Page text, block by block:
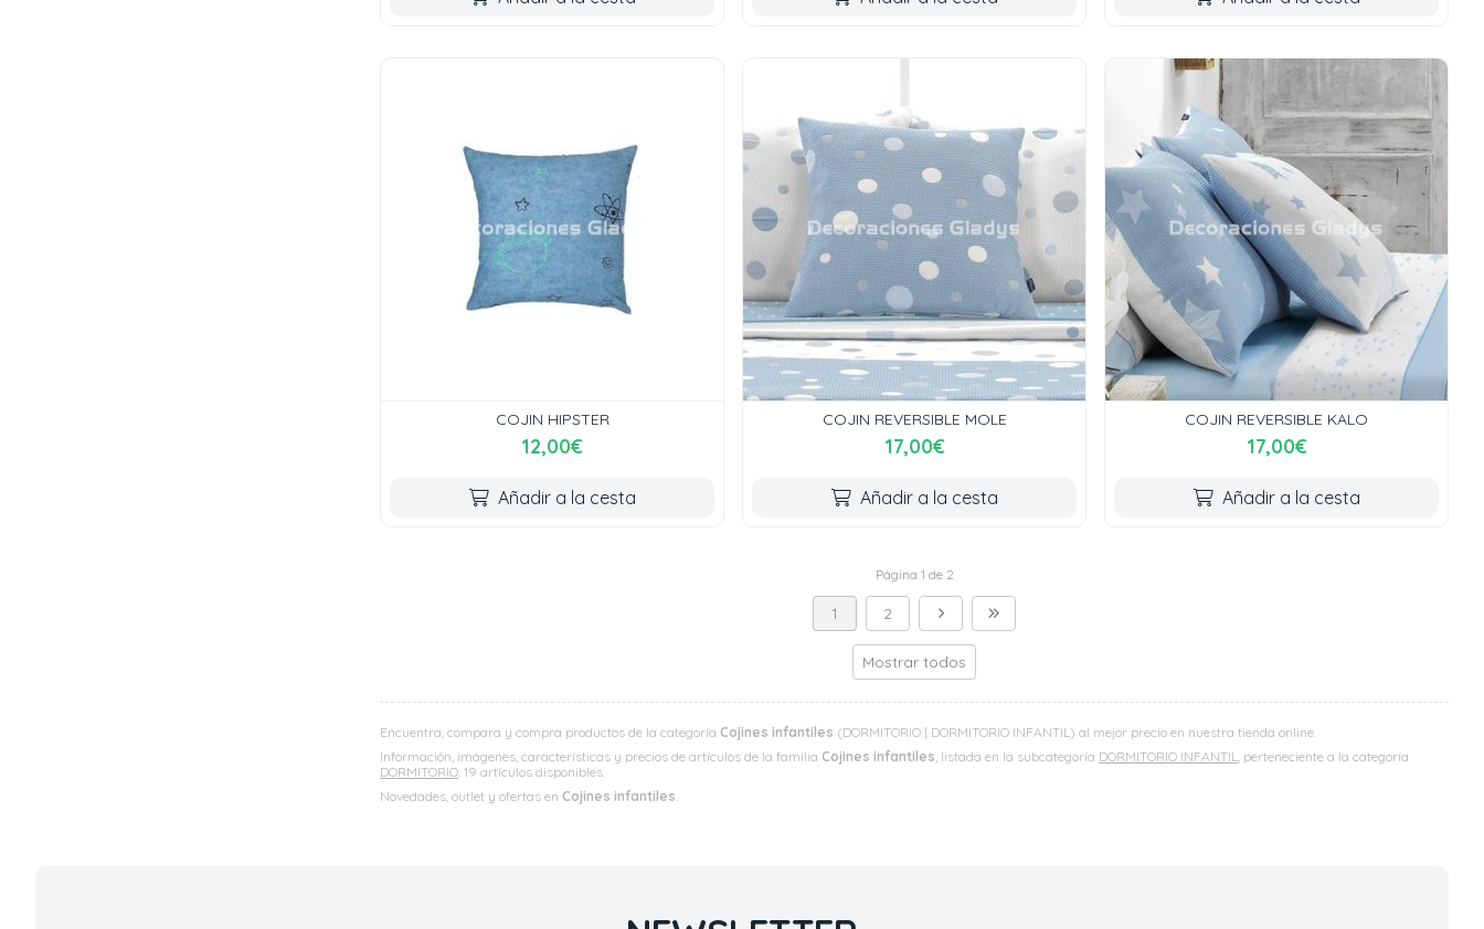
Encuentra, compara y compra productos de la categoría Cojines infantiles (DORMITORIO | DORMITORIO INFANTIL) al mejor precio en nuestra tienda online.
Información, imágenes, características y precios de artículos de la familia Cojines infantiles, listada en la subcategoría DORMITORIO INFANTIL, perteneciente a la categoría
DORMITORIO. 19 artículos disponibles.
Novedades, outlet y ofertas en Cojines infantiles.
COJIN HIPSTER
12,00€
Añadir a la cesta
COJIN REVERSIBLE MOLE
17,00€
Añadir a la cesta
COJIN REVERSIBLE KALO
17,00€
Añadir a la cesta
Página 1 de 2
1 2
Mostrar todos